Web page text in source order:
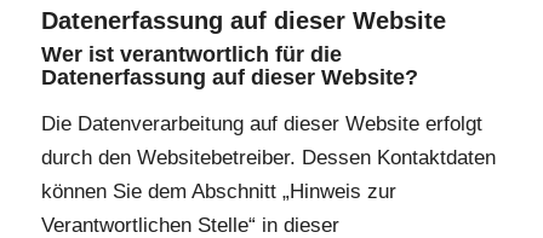
Datenerfassung auf dieser Website
Wer ist verantwortlich für die
Datenerfassung auf dieser Website?
Die Datenverarbeitung auf dieser Website erfolgt
durch den Websitebetreiber. Dessen Kontaktdaten
können Sie dem Abschnitt „Hinweis zur
Verantwortlichen Stelle“ in dieser